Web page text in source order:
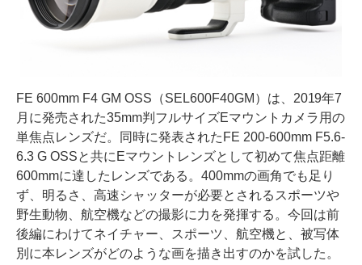
FE 600mm F4 GM OSS（SEL600F40GM）は、2019年7
月に発売された35mm判フルサイズEマウントカメラ用の
単焦点レンズだ。同時に発表されたFE 200-600mm F5.6-
6.3 G OSSと共にEマウントレンズとして初めて焦点距離
600mmに達したレンズである。400mmの画角でも足り
ず、明るさ、高速シャッターが必要とされるスポーツや
野生動物、航空機などの撮影に力を発揮する。今回は前
後編にわけてネイチャー、スポーツ、航空機と、被写体
別に本レンズがどのような画を描き出すのかを試した。